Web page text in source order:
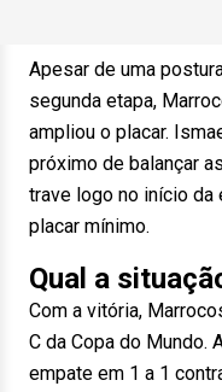
Apesar de uma
segunda etapa,
ampliou o placar.
próximo de balançar
trave logo no início da
placar mínimo.
Qual a
Com a vitória,
C da Copa do Mundo.
empate em 1 a 1